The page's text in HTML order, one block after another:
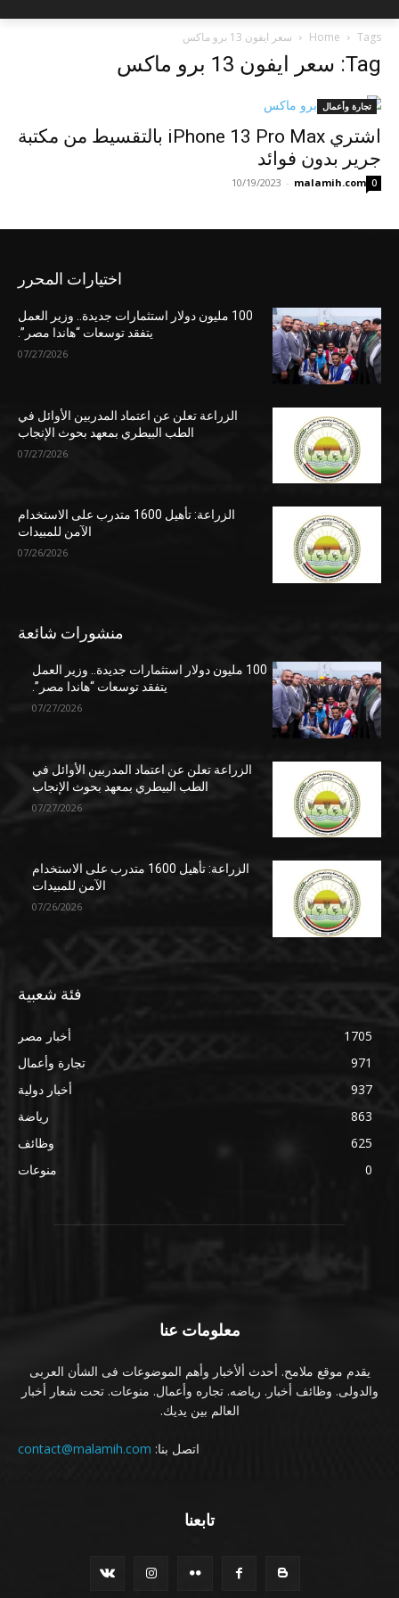
Home Tags سعر ايفون 13 برو ماكس
Tag: سعر ايفون 13 برو ماكس
تجارة وأعمال
اشتري iPhone 13 Pro Max بالتقسيط من مكتبة
جرير بدون فوائد
malamih.com
-
10/19/2023 0
اختيارات المحرر
100 مليون دولار استثمارات جديدة.. وزير العمل
يتفقد توسعات “هاندا مصر”.
07/27/2026
الزراعة تعلن عن اعتماد المدربين الأوائل في
الطب البيطري بمعهد بحوث الإنجاب
07/27/2026
الزراعة: تأهيل 1600 متدرب على الاستخدام
الآمن للمبيدات
07/26/2026
منشورات شائعة
100 مليون دولار استثمارات جديدة.. وزير العمل
يتفقد توسعات “هاندا مصر”.
07/27/2026
الزراعة تعلن عن اعتماد المدربين الأوائل في
الطب البيطري بمعهد بحوث الإنجاب
07/27/2026
الزراعة: تأهيل 1600 متدرب على الاستخدام
الآمن للمبيدات
07/26/2026
فئة شعبية
أخبار مصر
1705
تجارة وأعمال
971
أخبار دولية
937
رياضة
863
وظائف
625
منوعات
0
معلومات عنا
يقدم موقع ملامح. أحدث ألأخبار وأهم الموضوعات فى الشأن العربى
والدولى. وظائف أخبار. رياضه. تجاره وأعمال. منوعات. تحت شعار أخبار
العالم بين يديك.
اتصل بنا: contact@malamih.com
تابعنا